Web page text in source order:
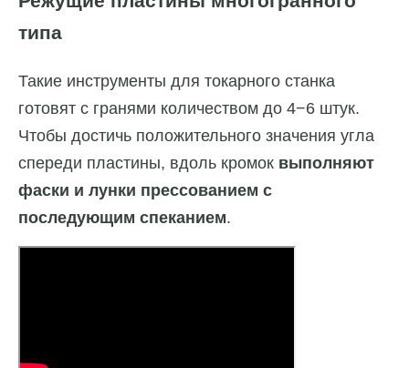
типа
Такие инструменты для токарного станка
готовят с гранями количеством до 4−6 штук.
Чтобы достичь положительного значения угла
спереди пластины, вдоль кромок выполняют
фаски и лунки прессованием с
последующим спеканием.